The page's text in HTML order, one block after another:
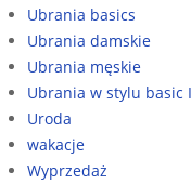
Ubrania basics
Ubrania damskie
Ubrania męskie
Ubrania w stylu basic
Uroda
wakacje
Wyprzedaż